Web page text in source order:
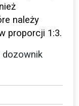
należy
proporcji 1:3.
dozownik